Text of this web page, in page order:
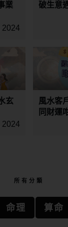
業
2024
破生意
玄
2024
風水客
同財運
所有分類
命理 算命